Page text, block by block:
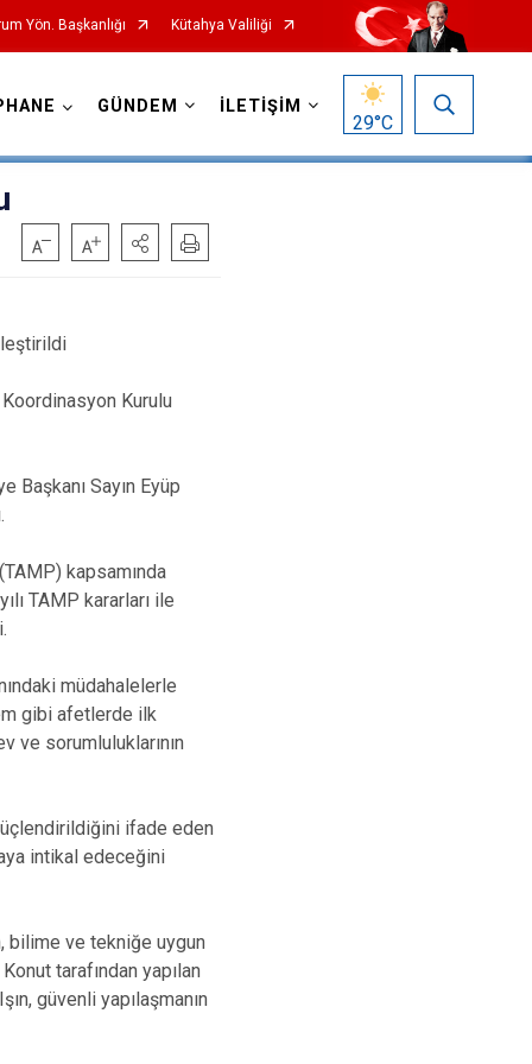
Yön. Başkanlığı Kütahya Valiliği
GÜNDEM İLETİŞİM
29°C
Kurulu
Başkanı Sayın Eyüp
kapsamında
TAMP kararları ile
müdahalelerle
gibi afetlerde ilk
ve sorumluluklarının
ifade eden
intikal edeceğini
bilime ve tekniğe uygun
tarafından yapılan
güvenli yapılaşmanın